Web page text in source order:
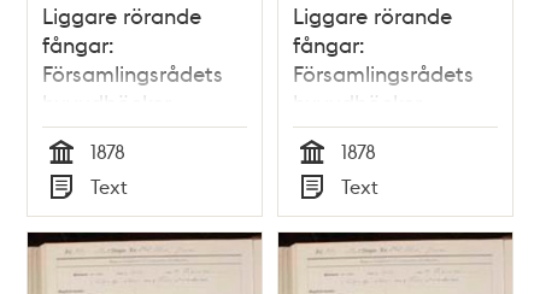
Liggare rörande
fångar:
Församlingsrådets
huvudböcker
(biografiböcker),
volym 11
Tid
1878
Typ
Text
Liggare rörande
fångar:
Församlingsrådets
huvudböcker
(biografiböcker),
volym 17
Tid
1878
Typ
Text